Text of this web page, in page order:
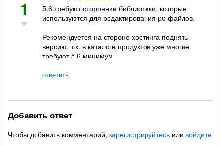
1
5.6 требуют сторонние библиотеки, которые
используются для редактирования po файлов.
Рекомендуется на стороне хостинга поднять
версию, т.к. в каталоге продуктов уже многие
требуют 5.6 минимум.
ответить
Добавить ответ
Чтобы добавить комментарий, зарегистрируйтесь или войдите